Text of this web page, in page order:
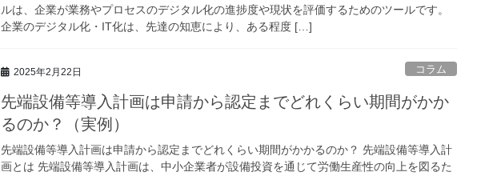
ルは、企業が業務やプロセスのデジタル化の進捗度や現状を評価するためのツールです。
企業のデジタル化・IT化は、先達の知恵により、ある程度 […]
2025年2月22日 コラム
先端設備等導入計画は申請から認定までどれくらい期間がかか
るのか？（実例）
先端設備等導入計画は申請から認定までどれくらい期間がかかるのか？ 先端設備等導入計
画とは 先端設備等導入計画は、中小企業者が設備投資を通じて労働生産性の向上を図るた